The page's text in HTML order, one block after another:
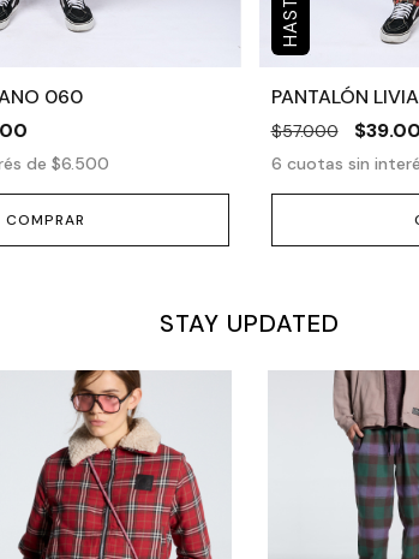
060
de $6.500
COMPRAR
PANTALÓN
$57.000
6 cuotas sin
STAY UPDATED